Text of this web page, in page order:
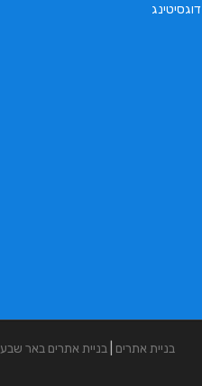
דוגסיטינג
בניית אתרים בניית אתרים באר שבע